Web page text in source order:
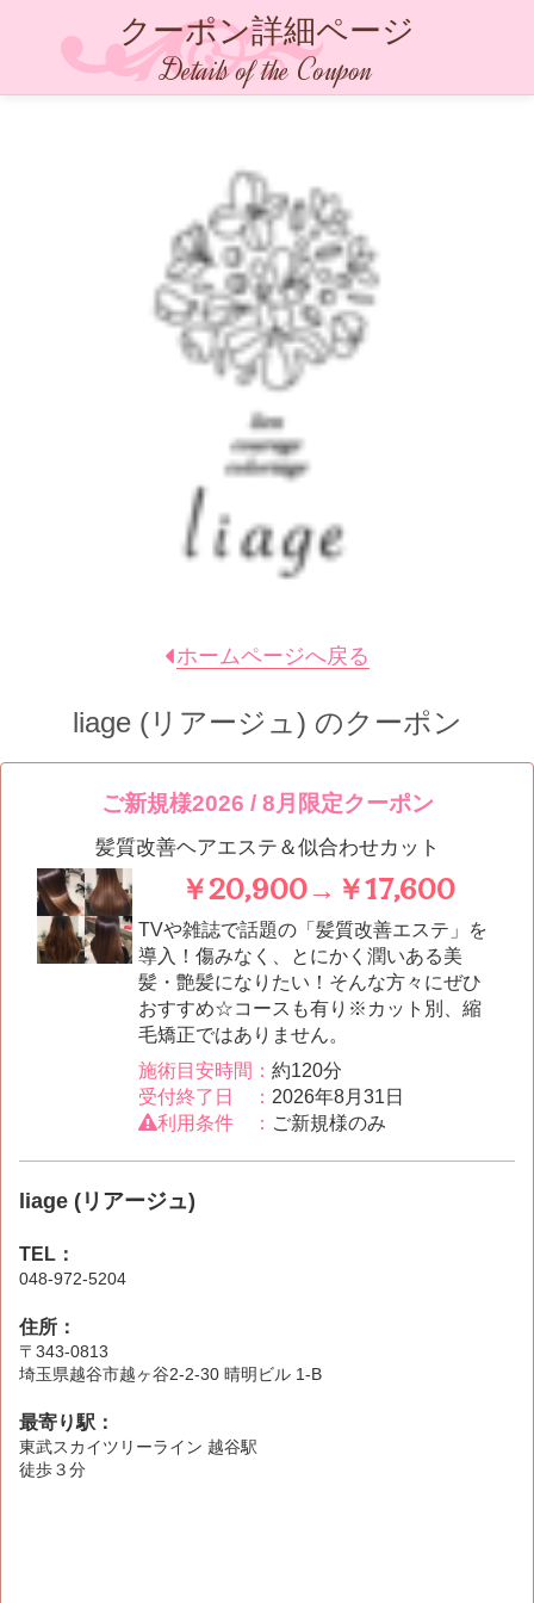
クーポン詳細ページ
Details of the Coupon
ホームページへ戻る
liage (リアージュ) のクーポン
ご新規様2026 / 8月限定クーポン
髪質改善ヘアエステ＆似合わせカット
￥20,900→￥17,600
TVや雑誌で話題の「髪質改善エステ」を
導入！傷みなく、とにかく潤いある美
髪・艶髪になりたい！そんな方々にぜひ
おすすめ☆コースも有り※カット別、縮
毛矯正ではありません。
施術目安時間： 約120分
受付終了日 ： 2026年8月31日
利用条件 ： ご新規様のみ
liage (リアージュ)
TEL：
048-972-5204
住所：
〒343-0813
埼玉県越谷市越ヶ谷2-2-30 晴明ビル 1-B
最寄り駅：
東武スカイツリーライン 越谷駅
徒歩３分